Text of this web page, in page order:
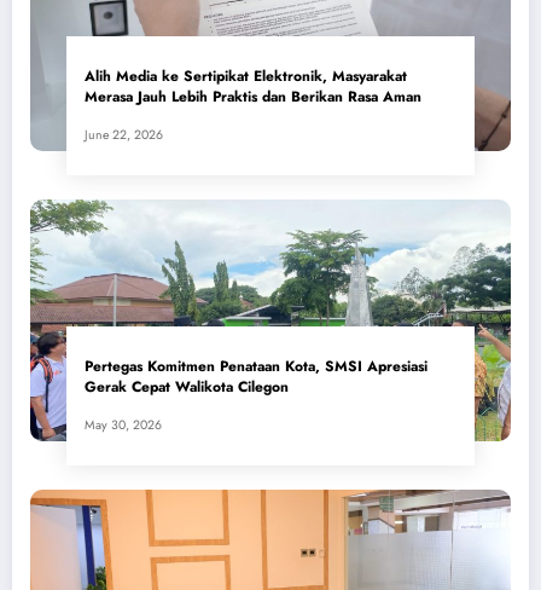
Alih Media ke Sertipikat Elektronik, Masyarakat
Merasa Jauh Lebih Praktis dan Berikan Rasa Aman
June 22, 2026
Pertegas Komitmen Penataan Kota, SMSI Apresiasi
Gerak Cepat Walikota Cilegon
May 30, 2026